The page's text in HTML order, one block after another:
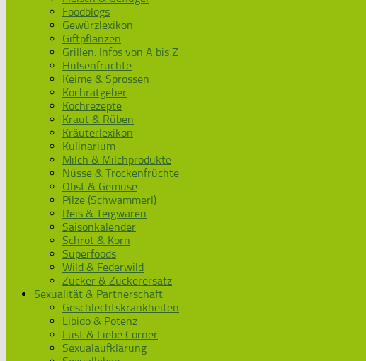
Foodblogs
Gewürzlexikon
Giftpflanzen
Grillen: Infos von A bis Z
Hülsenfrüchte
Keime & Sprossen
Kochratgeber
Kochrezepte
Kraut & Rüben
Kräuterlexikon
Kulinarium
Milch & Milchprodukte
Nüsse & Trockenfrüchte
Obst & Gemüse
Pilze (Schwammerl)
Reis & Teigwaren
Saisonkalender
Schrot & Korn
Superfoods
Wild & Federwild
Zucker & Zuckerersatz
Sexualität & Partnerschaft
Geschlechtskrankheiten
Libido & Potenz
Lust & Liebe Corner
Sexualaufklärung